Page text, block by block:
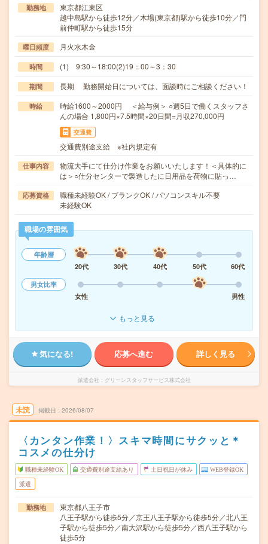
勤務地
東京都江東区
越中島駅から徒歩12分／木場(東京都)駅から徒歩10分／門
前仲町駅から徒歩15分
曜日頻度 月火水木金
時間 (1) 9:30～18:00(2)19：00～3：30
期間 長期 勤務開始日については、面談時にご相談ください！
時給
時給1600～2000円 ＜給与例＞ ○週5日で働くスタッフさ
んの場合 1,800円×7.5時間×20日間=月収270,000円
交通費
交通費別途支給 ※社内規定有
仕事内容
物流大手にて仕分け作業をお願いいたします！＜具体的に
は＞○仕分センターで製造したに日用品を荷物に貼っ…
応募資格
職種未経験OK / ブランクOK / パソコンスキル不要
未経験OK
職場の雰囲気
年齢層
20代
30代 40代 50代
60代
男女比率
女性
男性
もっと見る
気になる! 応募へ進む 詳しく見る
派遣会社 グリーンスタッフサービス株式会社
未読 掲載日 2026/08/07
〈カンタン作業！〉スキマ時間にサクッと＊
コスメの仕分け
職種未経験OK 交通費別途支給あり 土日祝日が休み WEB登録OK
派遣
勤務地
東京都八王子市
八王子駅から徒歩5分／京王八王子駅から徒歩5分／北八王
子駅から徒歩5分／南大沢駅から徒歩5分／西八王子駅から
徒歩5分